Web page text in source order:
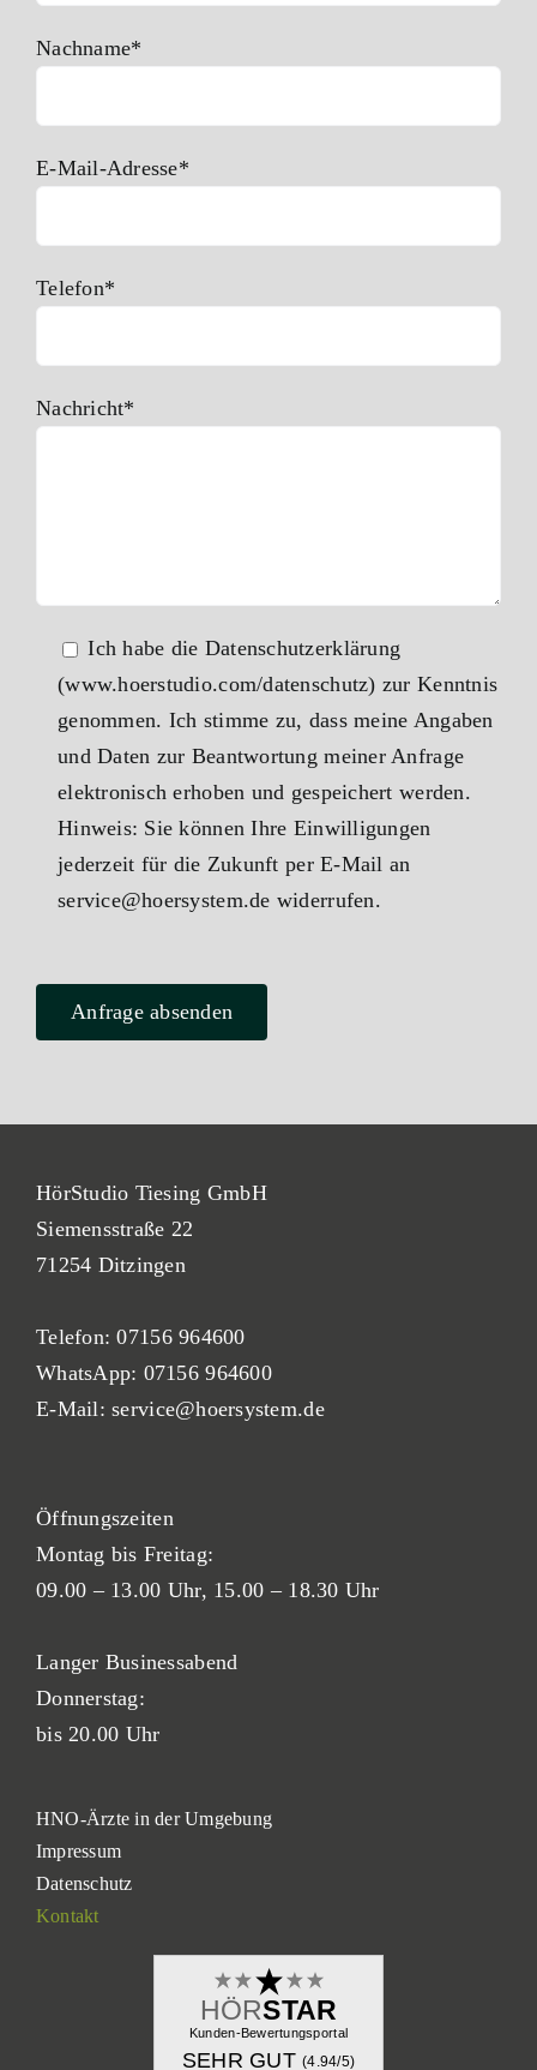
Nachname*
E-Mail-Adresse*
Telefon*
Nachricht*
Ich habe die Datenschutzerklärung
(www.hoerstudio.com/datenschutz) zur Kenntnis
genommen. Ich stimme zu, dass meine Angaben
und Daten zur Beantwortung meiner Anfrage
elektronisch erhoben und gespeichert werden.
Hinweis: Sie können Ihre Einwilligungen
jederzeit für die Zukunft per E-Mail an
service@hoersystem.de widerrufen.
HörStudio Tiesing GmbH
Siemensstraße 22
71254 Ditzingen
Telefon:07156 964600
WhatsApp: 07156 964600
E-Mail:service@hoersystem.de
Öffnungszeiten
Montag bis Freitag:
09.00 – 13.00 Uhr, 15.00 – 18.30 Uhr
Langer Businessabend
Donnerstag:
bis 20.00 Uhr
HNO-Ärzte in der Umgebung
Impressum
Datenschutz
Kontakt
HÖRSTAR
Kunden-Bewertungsportal
SEHR GUT (4.94/5)